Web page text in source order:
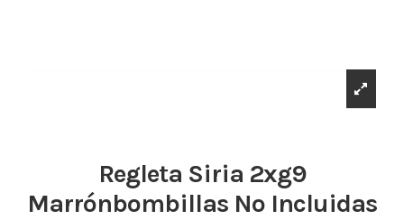
Regleta Siria 2xg9
Marrónbombillas No Incluidas